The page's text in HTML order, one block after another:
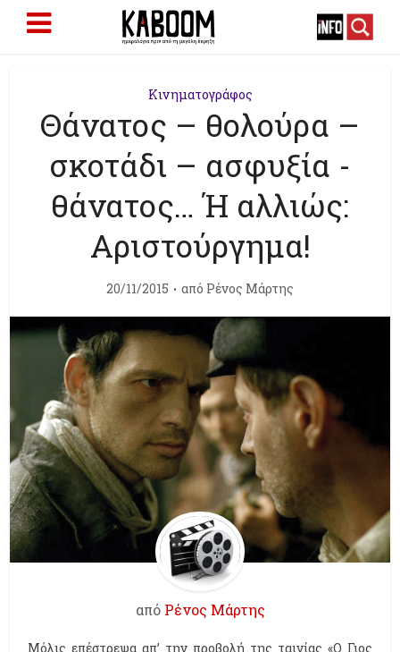
Κινηματογράφος
Θάνατος – θολούρα –
σκοτάδι – ασφυξία -
θάνατος… Ή αλλιώς:
Αριστούργημα!
20/11/2015 από Ρένος Μάρτης
από Ρένος Μάρτης
Μόλις επέστρεψα απ’ την προβολή της ταινίας «Ο Γιος